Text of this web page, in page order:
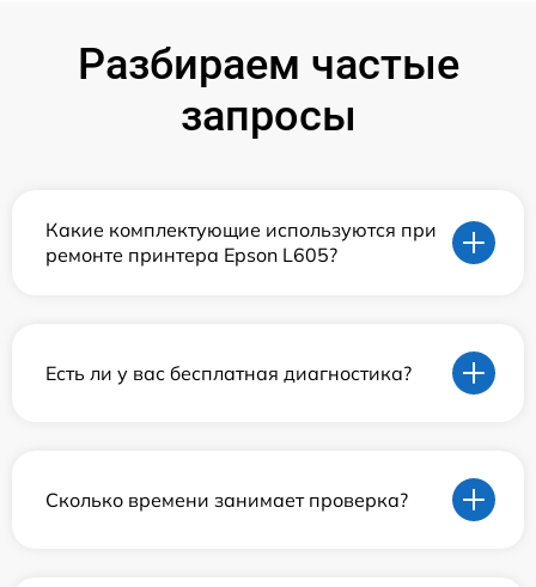
Разбираем частые
запросы
Какие комплектующие используются при
ремонте принтера Epson L605?
Есть ли у вас бесплатная диагностика?
Сколько времени занимает проверка?